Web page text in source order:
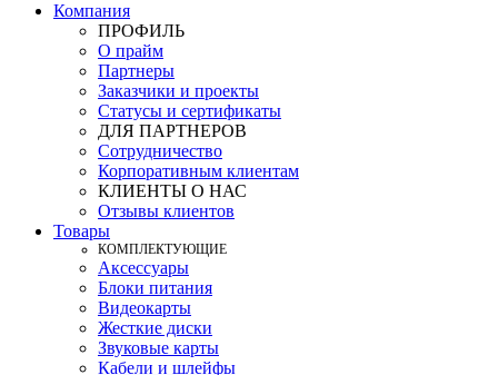
Компания
ПРОФИЛЬ
О прайм
Партнеры
Заказчики и проекты
Статусы и сертификаты
ДЛЯ ПАРТНЕРОВ
Сотрудничество
Корпоративным клиентам
КЛИЕНТЫ О НАС
Отзывы клиентов
Товары
КOМПЛЕКТУЮЩИЕ
Аксессуары
Блоки питания
Видеокарты
Жесткие диски
Звуковые карты
Кабели и шлейфы